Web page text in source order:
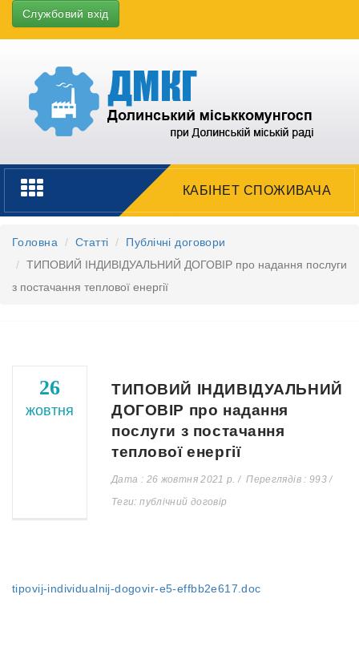
Службовий вхід
Toggle
navigation
КАБІНЕТ СПОЖИВАЧА
Головна Статті
Публічні договори
ТИПОВИЙ ІНДИВІДУАЛЬНИЙ ДОГОВІР про надання послуги
з постачання теплової енергії
26
жовтня
ТИПОВИЙ ІНДИВІДУАЛЬНИЙ
ДОГОВІР про надання
послуги з постачання
теплової енергії
Дата : 26 жовтня 2021 р.
Переглядів : 993
Теги: публічний договір
tipovij-individualnij-dogovir-e5-effbb2e617.doc